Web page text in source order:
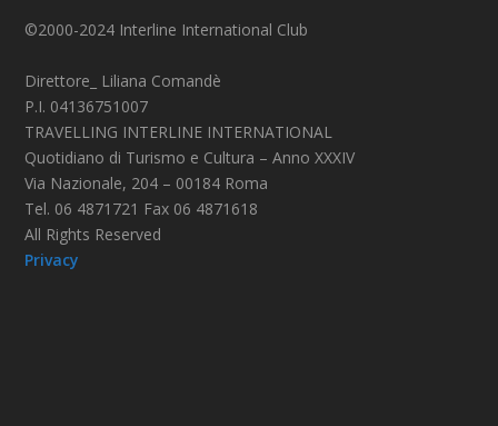
©2000-2024 Interline International Club
Direttore_ Liliana Comandè
P.I. 04136751007
TRAVELLING INTERLINE INTERNATIONAL
Quotidiano di Turismo e Cultura – Anno XXXIV
Via Nazionale, 204 – 00184 Roma
Tel. 06 4871721 Fax 06 4871618
All Rights Reserved
Privacy